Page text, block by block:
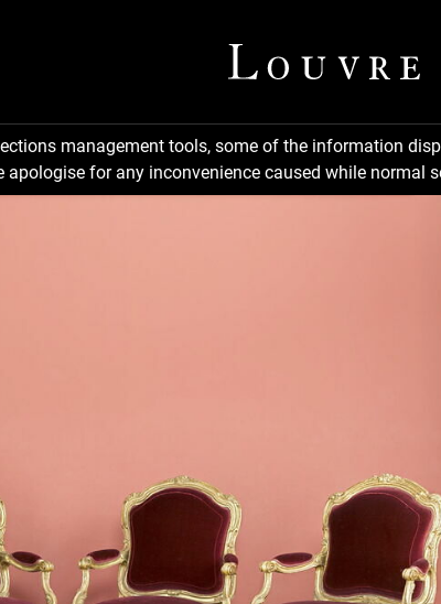
management tools, some of the information
for any inconvenience caused while normal